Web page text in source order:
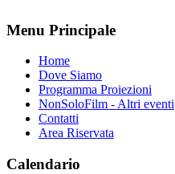
Menu Principale
Home
Dove Siamo
Programma Proiezioni
NonSoloFilm - Altri eventi
Contatti
Area Riservata
Calendario